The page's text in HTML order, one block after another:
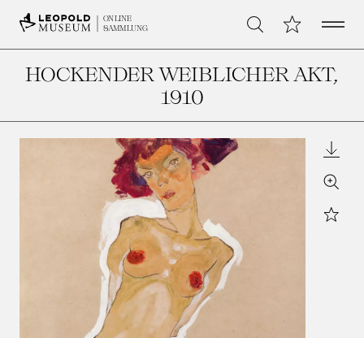
ONLINE
SAMMLUNG
Suche Meine Open
HOCKENDER WEIBLICHER AKT,
1910
Zoom
Star